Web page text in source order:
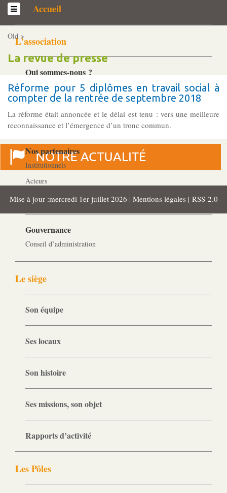
Accueil
L’association
Qui sommes-­nous ?
Généralités
Historique
Statuts et Règlement de fonctionnement
Nos partenaires
Institutionnels
Acteurs
Professionnels
Gouvernance
Conseil d’administration
Le siège
Son équipe
Ses locaux
Son histoire
Ses missions, son objet
Rapports d’activité
Les Pôles
Old >
La revue de presse
Réforme pour 5 diplômes en travail social à
compter de la rentrée de septembre 2018
La réforme était annoncée et le délai est tenu : vers une meilleure
reconnaissance et l’émergence d’un tronc commun.
Mise à jour :mercredi 1er juillet 2026 | Mentions légales | RSS 2.0